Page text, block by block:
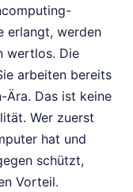
erlangt, werden
wertlos. Die
arbeiten bereits
Ära. Das ist keine
Wer zuerst
hat und
schützt,
Vorteil.